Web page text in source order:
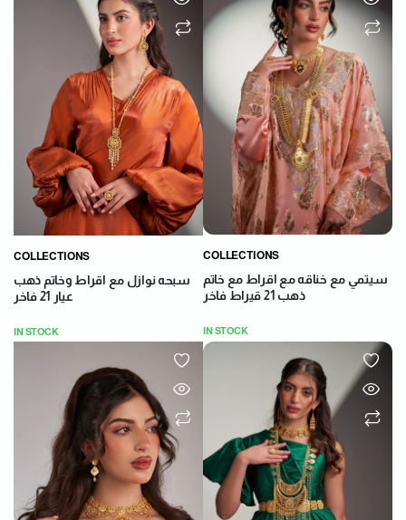
COLLECTIONS
سبحه نوازل مع اقراط وخاتم ذهب
عيار 21 فاخر
IN STOCK
COLLECTIONS
سيتمي مع خناقه مع اقراط مع خاتم
ذهب 21 قيراط فاخر
IN STOCK